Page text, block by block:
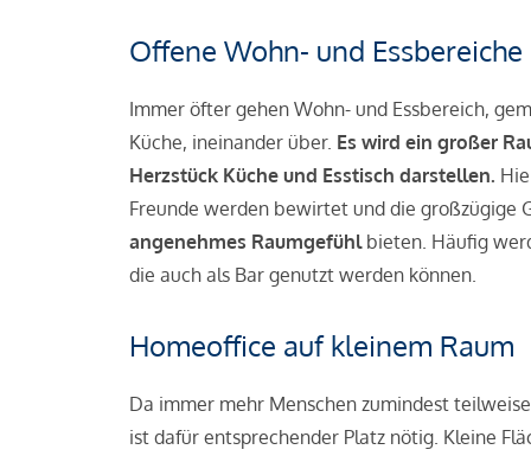
Offene Wohn- und Essbereiche
Immer öfter gehen Wohn- und Essbereich,
Küche, ineinander über. Es wird ein großer
Herzstück Küche und Esstisch darstellen.
Freunde werden bewirtet und die großzügige
angenehmes Raumgefühlbieten. Häufig
die auch als Bar genutzt werden können.
Homeoffice auf kleinem Raum
Da immer mehr Menschen zumindest
ist dafür entsprechender Platz nötig. Kleine